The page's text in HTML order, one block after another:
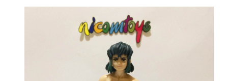
خروج از حساب کاربری